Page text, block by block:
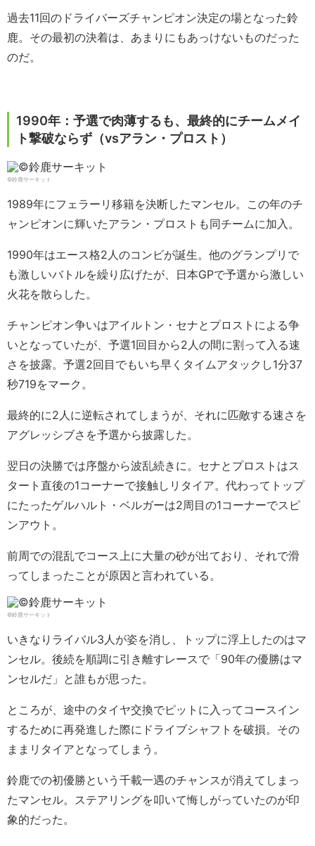
過去11回のドライバーズチャンピオン決定の場となった鈴
鹿。その最初の決着は、あまりにもあっけないものだった
のだ。
1990年：予選で肉薄するも、最終的にチームメイ
ト撃破ならず（vsアラン・プロスト）
©鈴鹿サーキット
1989年にフェラーリ移籍を決断したマンセル。この年のチ
ャンピオンに輝いたアラン・プロストも同チームに加入。
1990年はエース格2人のコンビが誕生。他のグランプリで
も激しいバトルを繰り広げたが、日本GPで予選から激しい
火花を散らした。
チャンピオン争いはアイルトン・セナとプロストによる争
いとなっていたが、予選1回目から2人の間に割って入る速
さを披露。予選2回目でもいち早くタイムアタックし1分37
秒719をマーク。
最終的に2人に逆転されてしまうが、それに匹敵する速さを
アグレッシブさを予選から披露した。
翌日の決勝では序盤から波乱続きに。セナとプロストはス
タート直後の1コーナーで接触しリタイア。代わってトップ
にたったゲルハルト・ベルガーは2周目の1コーナーでスピ
ンアウト。
前周での混乱でコース上に大量の砂が出ており、それで滑
ってしまったことが原因と言われている。
©鈴鹿サーキット
いきなりライバル3人が姿を消し、トップに浮上したのはマ
ンセル。後続を順調に引き離すレースで「90年の優勝はマ
ンセルだ」と誰もが思った。
ところが、途中のタイヤ交換でピットに入ってコースイン
するために再発進した際にドライブシャフトを破損。その
ままリタイアとなってしまう。
鈴鹿での初優勝という千載一遇のチャンスが消えてしまっ
たマンセル。ステアリングを叩いて悔しがっていたのが印
象的だった。